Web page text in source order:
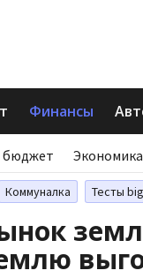
Финансы
Экономика
Коммуналка Тесты